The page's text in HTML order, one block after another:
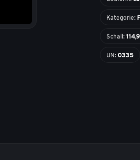
Kategorie:
Schall:
UN:0335